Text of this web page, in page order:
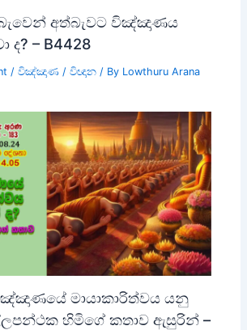
අත්බැවට විඤ්ඤාණය
– B4428
/විඤ්ඤාණ / විඥාන / By Lowthuru Arana
මායාකාරිත්වය යනු
හිමිගේ කතාව ඇසුරින් –